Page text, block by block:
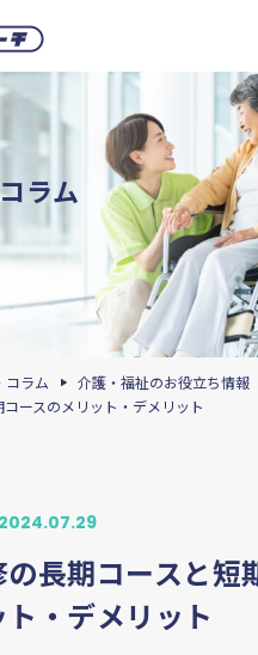
ラム
コラム 介護・福祉のお役立ち情報
ースのメリット・デメリット
2024.07.29
長期コースと短
・デメリット